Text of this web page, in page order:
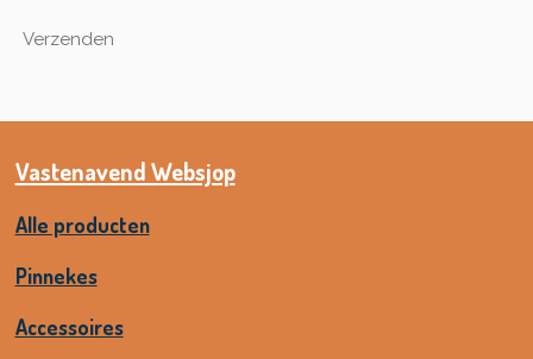
Verzenden
Vastenavend Websjop
Alle producten
Pinnekes
Accessoires